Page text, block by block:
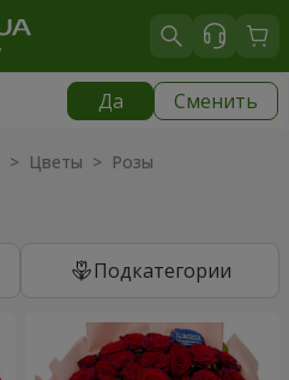
Да Сменить
> Цветы > Розы
Подкатегории